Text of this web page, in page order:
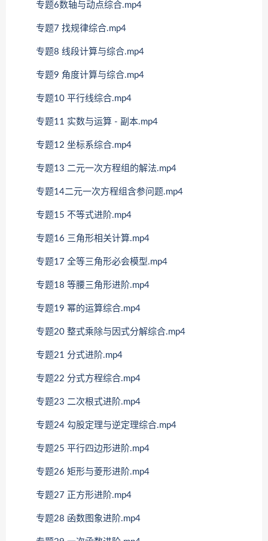
专题6数轴与动点综合.mp4
专题7 找规律综合.mp4
专题8 线段计算与综合.mp4
专题9 角度计算与综合.mp4
专题10 平行线综合.mp4
专题11 实数与运算 - 副本.mp4
专题12 坐标系综合.mp4
专题13 二元一次方程组的解法.mp4
专题14二元一次方程组含参问题.mp4
专题15 不等式进阶.mp4
专题16 三角形相关计算.mp4
专题17 全等三角形必会模型.mp4
专题18 等腰三角形进阶.mp4
专题19 幂的运算综合.mp4
专题20 整式乘除与因式分解综合.mp4
专题21 分式进阶.mp4
专题22 分式方程综合.mp4
专题23 二次根式进阶.mp4
专题24 勾股定理与逆定理综合.mp4
专题25 平行四边形进阶.mp4
专题26 矩形与菱形进阶.mp4
专题27 正方形进阶.mp4
专题28 函数图象进阶.mp4